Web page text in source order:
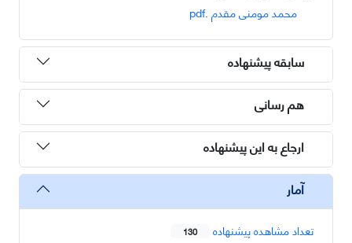
محمد مومنی مقدم .pdf
سابقه پیشنهاده
هم رسانی
ارجاع به این پیشنهاده
آمار
تعداد مشاهده پیشنهاده 130